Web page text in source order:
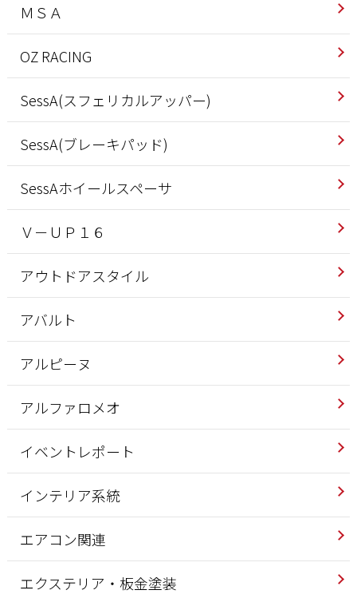
ＭＳＡ
OZ RACING
SessA(スフェリカルアッパー)
SessA(ブレーキパッド)
SessAホイールスペーサ
Ｖ－ＵＰ１６
アウトドアスタイル
アバルト
アルピーヌ
アルファロメオ
イベントレポート
インテリア系統
エアコン関連
エクステリア・板金塗装